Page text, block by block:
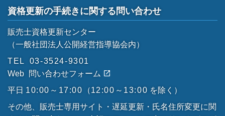
資格更新の手続きに関する問い合わせ
販売士資格更新センター
（一般社団法人公開経営指導協会内）
TEL
03-3524-9301
Web
問い合わせフォーム
平日 10:00～17:00 （12:00～13:00 を除く）
その他、販売士専用サイト・遅延更新・氏名住所変更に関